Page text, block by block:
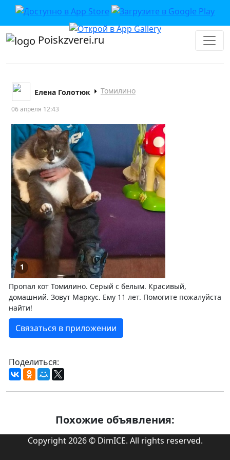
Poiskzverei.ru
Елена Голотюк Томилино
06 апреля 12:43
1
Пропал кот Томилино. Серый с белым. Красивый,
домашний. Зовут Маркус. Ему 11 лет. Помогите пожалуйста
найти!
Связаться в приложении
Поделиться:
Похожие объявления:
Copyright 2026 © DimICE. All rights reserved.